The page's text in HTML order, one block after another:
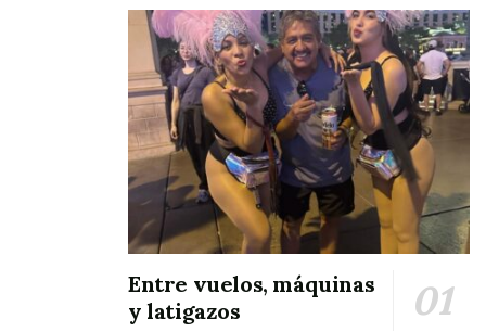
Entre vuelos, máquinas
y latigazos